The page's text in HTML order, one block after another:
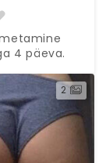
4 päeva.
2